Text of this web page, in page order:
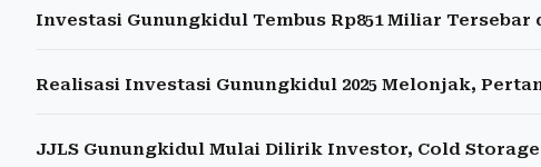
Investasi Gunungkidul Tembus Rp851 Miliar Tersebar
Realisasi Investasi Gunungkidul 2025 Melonjak,
JJLS Gunungkidul Mulai Dilirik Investor, Cold